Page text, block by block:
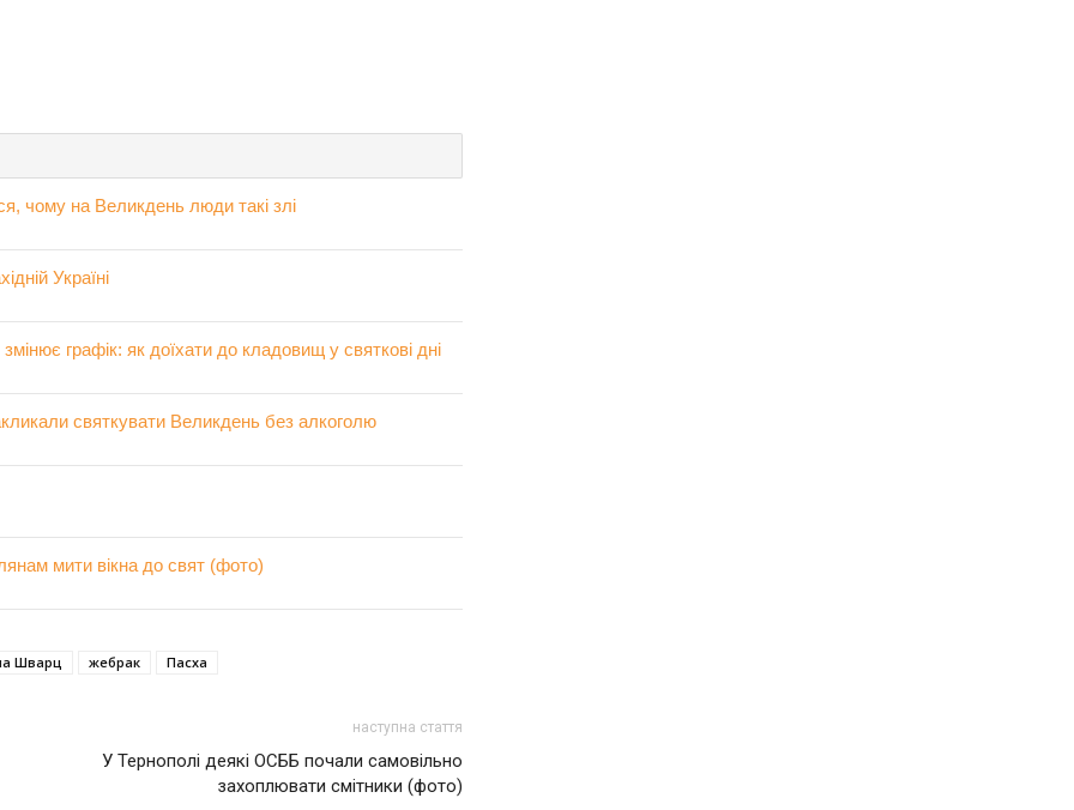
чому на Великдень люди такі злі
Україні
графік: як доїхати до кладовищ у святкові дні
святкувати Великдень без алкоголю
мити вікна до свят (фото)
Шварц жебрак Пасха
наступна стаття
У Тернополі деякі ОСББ почали самовільно
захоплювати смітники (фото)